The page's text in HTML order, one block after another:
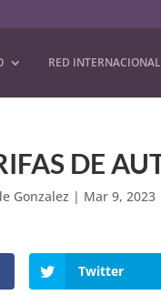
RED INTERNACIONAL
DE
Gonzalez | Mar 9, 2023
Twitter